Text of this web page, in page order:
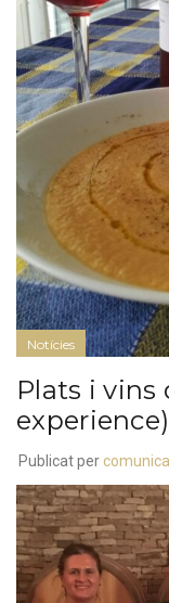
Notícies
Plats i vins
experience)
Publicat per